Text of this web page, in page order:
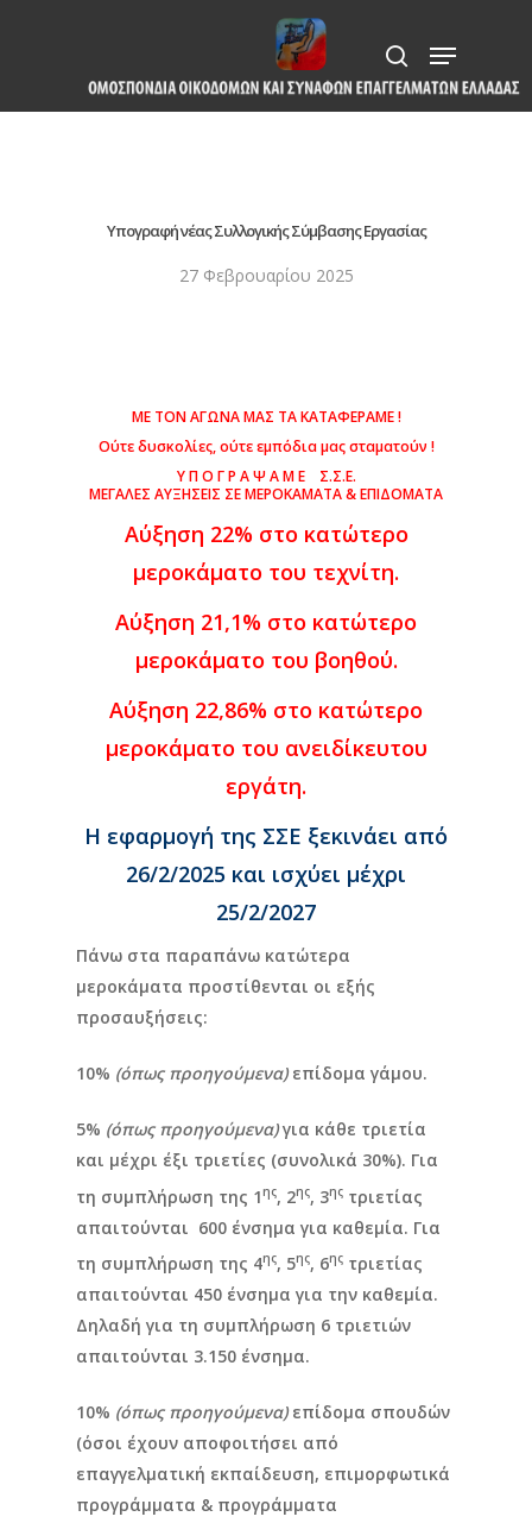
content
search
Menu
Υπογραφή νέας Συλλογικής Σύμβασης Εργασίας
27 Φεβρουαρίου 2025
ΜΕ ΤΟΝ ΑΓΩΝΑ ΜΑΣ ΤΑ ΚΑΤΑΦΕΡΑΜΕ !
Ούτε δυσκολίες, ούτε εμπόδια μας σταματούν !
Υ Π Ο Γ Ρ Α Ψ Α Μ Ε Σ.Σ.Ε.
ΜΕΓΑΛΕΣ ΑΥΞΗΣΕΙΣ ΣΕ ΜΕΡΟΚΑΜΑΤΑ & ΕΠΙΔΟΜΑΤΑ
Αύξηση 22% στο κατώτερο
μεροκάματο του τεχνίτη.
Αύξηση 21,1% στο κατώτερο
μεροκάματο του βοηθού.
Αύξηση 22,86% στο κατώτερο
μεροκάματο του ανειδίκευτου
εργάτη.
Η εφαρμογή της ΣΣΕ ξεκινάει από
26/2/2025 και ισχύει μέχρι
25/2/2027
Πάνω στα παραπάνω κατώτερα
μεροκάματα προστίθενται οι εξής
προσαυξήσεις:
10% (όπως προηγούμενα) επίδομα γάμου.
5% (όπως προηγούμενα) για κάθε τριετία
και μέχρι έξι τριετίες (συνολικά 30%). Για
τη συμπλήρωση της 1ης, 2ης, 3ης τριετίας
απαιτούνται 600 ένσημα για καθεμία. Για
τη συμπλήρωση της 4ης, 5ης, 6ης τριετίας
απαιτούνται 450 ένσημα για την καθεμία.
Δηλαδή για τη συμπλήρωση 6 τριετιών
απαιτούνται 3.150 ένσημα.
10% (όπως προηγούμενα)επίδομα σπουδών
(όσοι έχουν αποφοιτήσει από
επαγγελματική εκπαίδευση, επιμορφωτικά
προγράμματα & προγράμματα